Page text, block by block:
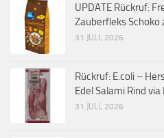
UPDATE Rückruf:
Zauberfleks Schoko
31 JULI, 2026
Rückruf: E.coli –
Edel Salami Rind via
31 JULI, 2026